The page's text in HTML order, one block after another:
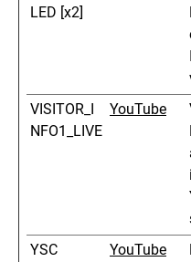
LED [x2]
VISITOR_I
NFO1_LIVE
YouTube
YSC YouTube